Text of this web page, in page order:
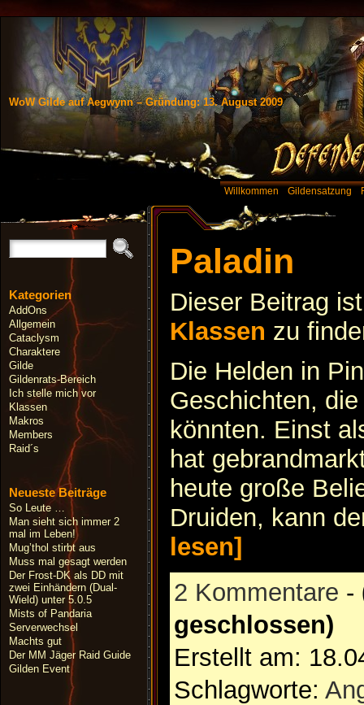
WoW Gilde auf Aegwynn – Gründung: 13. August 2009
Willkommen Gildensatzung
Kategorien
AddOns
Allgemein
Cataclysm
Charaktere
Gilde
Gildenrats-Bereich
Ich stelle mich vor
Klassen
Makros
Members
Raid´s
Neueste Beiträge
So Leute …
Man sieht sich immer 2
mal im Leben!
Mug’thol stirbt aus
Muss mal gesagt werden
Der Frost-DK als DD mit
zwei Einhändern (Dual-
Wield) unter 5.0.5
Mists of Pandaria
Serverwechsel
Machts gut
Der MM Jäger Raid Guide
Gilden Event
Paladin
Dieser Beitrag
Klassen zu
Die Helden in
Geschichten,
könnten. Einst
hat
heute große
Druiden, kann
lesen]
2 Kommentare -
geschlossen)
Erstellt am:
Schlagworte: